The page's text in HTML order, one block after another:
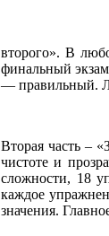
второго». В
финальный
— правильный.
Вторая часть –
чистоте и
сложности, 18
каждое
значения.